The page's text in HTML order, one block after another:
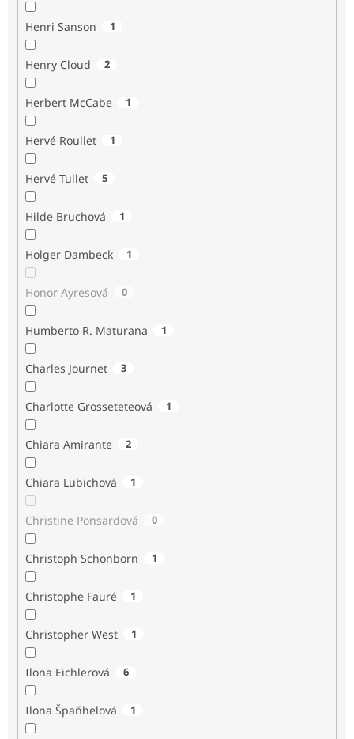
Henri Sanson 1
Henry Cloud 2
Herbert McCabe 1
Hervé Roullet 1
Hervé Tullet 5
Hilde Bruchová 1
Holger Dambeck 1
Honor Ayresová 0
Humberto R. Maturana 1
Charles Journet 3
Charlotte Grosseteteová 1
Chiara Amirante 2
Chiara Lubichová 1
Christine Ponsardová 0
Christoph Schönborn 1
Christophe Fauré 1
Christopher West 1
Ilona Eichlerová 6
Ilona Špaňhelová 1